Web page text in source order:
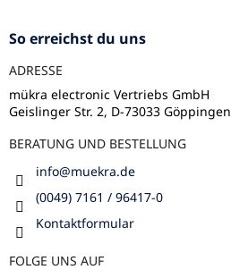
So erreichst du uns
ADRESSE
mükra electronic Vertriebs GmbH
Geislinger Str. 2, D-73033 Göppingen
BERATUNG UND BESTELLUNG
info@muekra.de
(0049) 7161 / 96417-0
Kontaktformular
FOLGE UNS AUF